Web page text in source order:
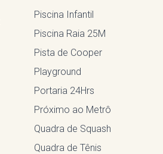
Piscina Infantil
Piscina Raia 25M
Pista de Cooper
Playground
Portaria 24Hrs
Próximo ao Metrô
Quadra de Squash
Quadra de Tênis